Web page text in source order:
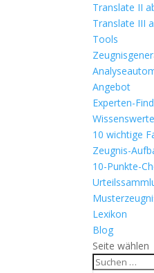
Translate II
Translate III
Tools
Angebot
Experten-
10 wichtige
Zeugnis-
10-Punkte-
Lexikon
Blog
Seite wählen